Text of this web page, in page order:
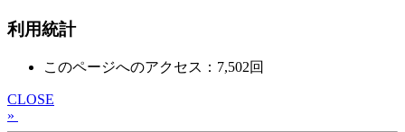
利用統計
このページへのアクセス：7,502回
CLOSE
»